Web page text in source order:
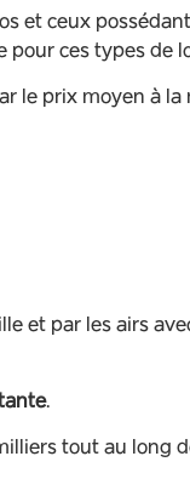
et ceux
pour ces types de
le prix moyen à
et par les airs
.
tout au long